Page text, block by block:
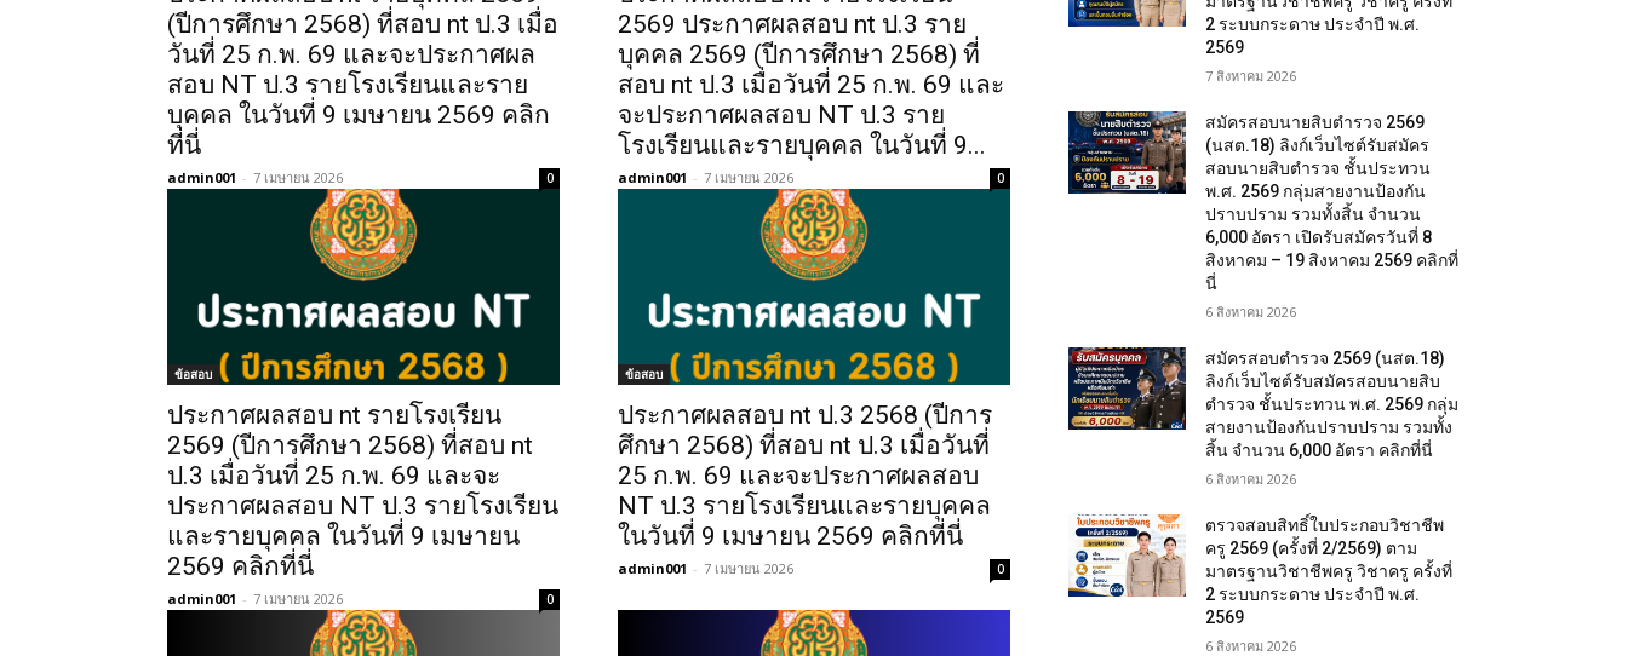
(ปีการศึกษา 2568) ที่สอบ nt ป.3 เมื่อ
วันที่ 25 ก.พ. 69 และจะประกาศผล
สอบ NT ป.3 รายโรงเรียนและราย
บุคคล ในวันที่ 9 เมษายน 2569 คลิก
ที่นี่
admin001 - 7 เมษายน 2026 0
2569 ประกาศผลสอบ nt ป.3 ราย
บุคคล 2569 (ปีการศึกษา 2568) ที่
สอบ nt ป.3 เมื่อวันที่ 25 ก.พ. 69 และ
จะประกาศผลสอบ NT ป.3 ราย
โรงเรียนและรายบุคคล ในวันที่ 9...
admin001 - 7 เมษายน 2026 0
ข้อสอบ
ประกาศผลสอบ nt รายโรงเรียน
2569 (ปีการศึกษา 2568) ที่สอบ nt
ป.3 เมื่อวันที่ 25 ก.พ. 69 และจะ
ประกาศผลสอบ NT ป.3 รายโรงเรียน
และรายบุคคล ในวันที่ 9 เมษายน
2569 คลิกที่นี่
admin001 - 7 เมษายน 2026 0
ข้อสอบ
ประกาศผลสอบ nt ป.3 2568 (ปีการ
ศึกษา 2568) ที่สอบ nt ป.3 เมื่อวันที่
25 ก.พ. 69 และจะประกาศผลสอบ
NT ป.3 รายโรงเรียนและรายบุคคล
ในวันที่ 9 เมษายน 2569 คลิกที่นี่
admin001 - 7 เมษายน 2026 0
2 ระบบกระดาษ ประจำปี พ.ศ.
2569
7 สิงหาคม 2026
สมัครสอบนายสิบตำรวจ 2569
(นสต.18) ลิงก์เว็บไซต์รับสมัคร
สอบนายสิบตำรวจ ชั้นประทวน
พ.ศ. 2569 กลุ่มสายงานป้องกัน
ปราบปราม รวมทั้งสิ้น จำนวน
6,000 อัตรา เปิดรับสมัครวันที่ 8
สิงหาคม – 19 สิงหาคม 2569 คลิกที่
นี่
6 สิงหาคม 2026
สมัครสอบตํารวจ 2569 (นสต.18)
ลิงก์เว็บไซต์รับสมัครสอบนายสิบ
ตำรวจ ชั้นประทวน พ.ศ. 2569 กลุ่ม
สายงานป้องกันปราบปราม รวมทั้ง
สิ้น จำนวน 6,000 อัตรา คลิกที่นี่
6 สิงหาคม 2026
ตรวจสอบสิทธิ์ใบประกอบวิชาชีพ
ครู 2569 (ครั้งที่ 2/2569) ตาม
มาตรฐานวิชาชีพครู วิชาครู ครั้งที่
2 ระบบกระดาษ ประจำปี พ.ศ.
2569
6 สิงหาคม 2026